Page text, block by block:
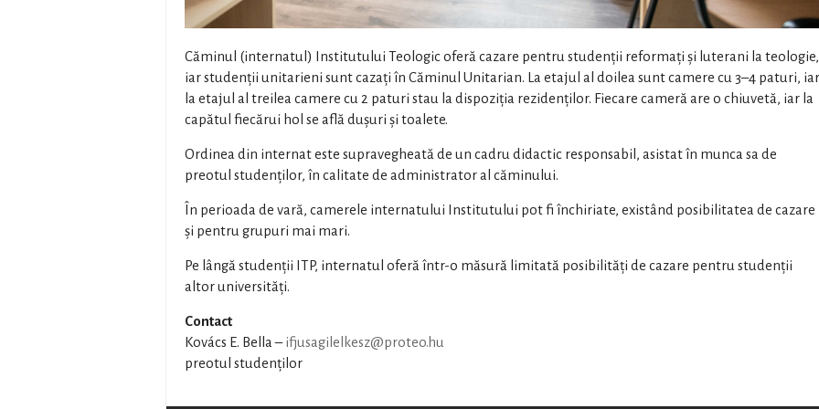
Căminul (internatul) Institutului Teologic oferă cazare pentru studenții reformați și luterani la teologie,
iar studenții unitarieni sunt cazați în Căminul Unitarian. La etajul al doilea sunt camere cu 3–4 paturi, iar
la etajul al treilea camere cu 2 paturi stau la dispoziția rezidenților. Fiecare cameră are o chiuvetă, iar la
capătul fiecărui hol se află dușuri și toalete.
Ordinea din internat este supravegheată de un cadru didactic responsabil, asistat în munca sa de
preotul studenților, în calitate de administrator al căminului.
În perioada de vară, camerele internatului Institutului pot fi închiriate, existând posibilitatea de cazare
și pentru grupuri mai mari.
Pe lângă studenții ITP, internatul oferă într-o măsură limitată posibilități de cazare pentru studenții
altor universități.
Contact
Kovács E. Bella –ifjusagilelkesz@proteo.hu
preotul studenților